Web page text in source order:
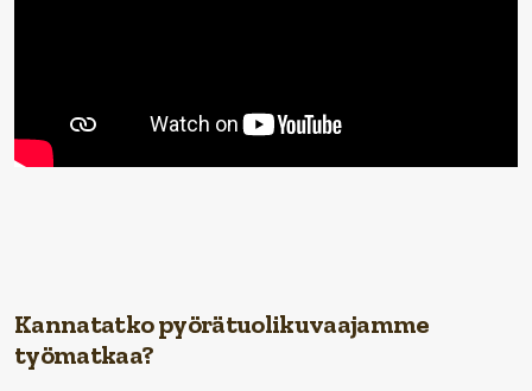
Kannatatko pyörätuolikuvaajamme
työmatkaa?